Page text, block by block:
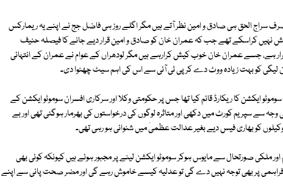
سراج الحق ہی صادق و امین نظر آتے ہیں مگر اگلے روز ہی فاضل جج نے اپنے یہ ریمارکس
نہیں کراسکے تھے جب کہ عمران خان کو صادق و امین قرار دیے جانے کا فیصلہ حنیف
ہے، جسے عمران خان خوب کیش کرارہے ہیں مگر لودھراں کے عوام نے عمران کے انتہائی
ن لیگی کو بہت زیادہ ووٹ دے کر پی ٹی آئی سے اس کی اہم سیٹ چھنوا دی۔
ایکشن کا ریکارڈ قائم کیا تھا جس پر حکومتی وکلا اور سرکاری افسران سوموٹو ایکشن کے
سپریم کورٹ میں دکھی اور متاثرہ لوگوں کی درخواستوں کی بھرمار ہوگئی تھی اور بے
وکیلوں کو بھاری فیس دیے بغیر عدالت عظمیٰ میں شنوائی ہو رہی تھی۔
ملکی صورتحال سے مایوس ہوکر سوموٹو ایکشن لینے پر مجبور ہوئے ہیں کیونکہ کوئی بھی
پر بھی توجہ نہیں دے گی تو عدلیہ کیسے خاموش رہے گی اور مضر صحت پانی سے اپنے